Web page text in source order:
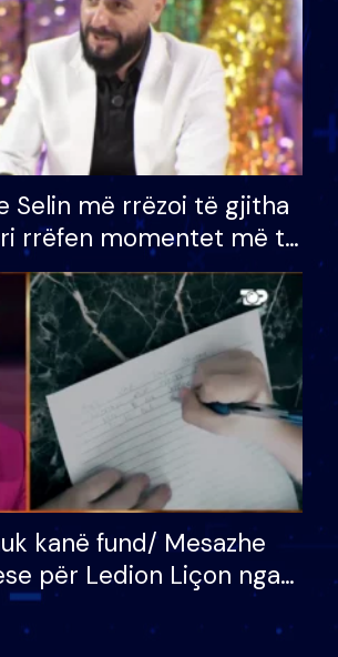
Selin më rrëzoi të gjitha
rrëfen momentet më të
e BB VIP: Do më
e mëngjesit kur…
kanë fund/ Mesazhe
për Ledion Liçon nga
e tij, moderatori
dot lotët: Nuk meritoj…